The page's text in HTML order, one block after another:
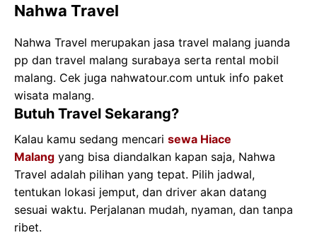
Nahwa Travel
Nahwa Travel merupakan jasa travel malang juanda
pp dan travel malang surabaya serta rental mobil
malang. Cek juga nahwatour.com untuk info paket
wisata malang.
Butuh Travel Sekarang?
Kalau kamu sedang mencari sewa Hiace
Malang yang bisa diandalkan kapan saja, Nahwa
Travel adalah pilihan yang tepat. Pilih jadwal,
tentukan lokasi jemput, dan driver akan datang
sesuai waktu. Perjalanan mudah, nyaman, dan tanpa
ribet.